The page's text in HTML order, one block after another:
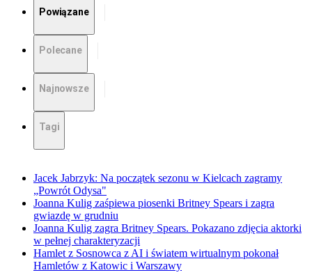
Powiązane
Polecane
Najnowsze
Tagi
Jacek Jabrzyk: Na początek sezonu w Kielcach zagramy
„Powrót Odysa"
Joanna Kulig zaśpiewa piosenki Britney Spears i zagra
gwiazdę w grudniu
Joanna Kulig zagra Britney Spears. Pokazano zdjęcia aktorki
w pełnej charakteryzacji
Hamlet z Sosnowca z AI i światem wirtualnym pokonał
Hamletów z Katowic i Warszawy